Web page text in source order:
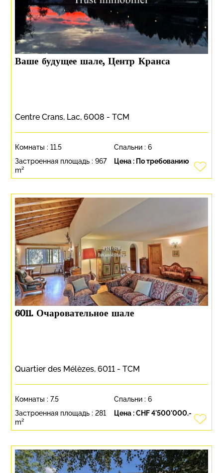
Ваше будущее шале, Центр Кранса
Centre Crans, Lac, 6008 - TCM
Цена : По требованию
Комнаты :11.5 Спальни : 6
Застроенная площадь :967
m²
6011. Очаровательное шале
Quartier des Mélèzes, 6011 - TCM
Цена :CHF 4'500'000.-
Комнаты :7.5 Спальни : 6
Застроенная площадь :281
m²